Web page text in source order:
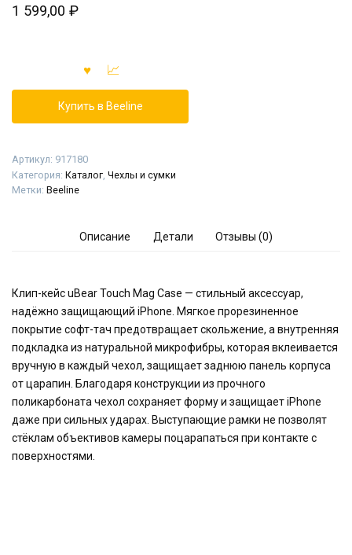
1 599,00 ₽
Купить в Beeline
Артикул: 917180
Категория: Каталог Чехлы и сумки
Метки: Beeline
Описание Детали Отзывы (0)
Клип-кейс uBear Touch Mag Case — стильный аксессуар,
надёжно защищающий iPhone. Мягкое прорезиненное
покрытие софт-тач предотвращает скольжение, а внутренняя
подкладка из натуральной микрофибры, которая вклеивается
вручную в каждый чехол, защищает заднюю панель корпуса
от царапин. Благодаря конструкции из прочного
поликарбоната чехол сохраняет форму и защищает iPhone
даже при сильных ударах. Выступающие рамки не позволят
стёклам объективов камеры поцарапаться при контакте с
поверхностями.